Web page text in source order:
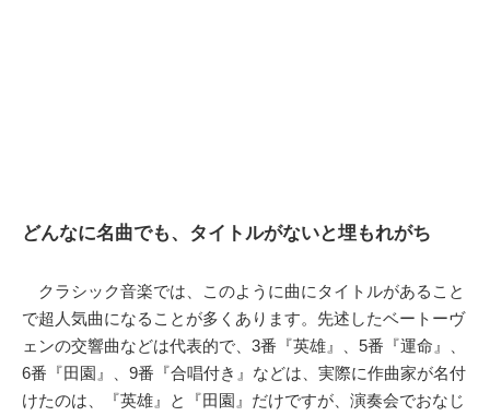
どんなに名曲でも、タイトルがないと埋もれがち
クラシック音楽では、このように曲にタイトルがあること
で超人気曲になることが多くあります。先述したベートーヴ
ェンの交響曲などは代表的で、3番『英雄』、5番『運命』、
6番『田園』、9番『合唱付き』などは、実際に作曲家が名付
けたのは、『英雄』と『田園』だけですが、演奏会でおなじ